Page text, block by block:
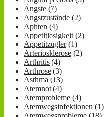
Ängste (7)
Angstzustände (2)
Aphten (4)
Appetitlosigkeit(2)
Appetitzügler(1)
Arteriosklerose (2)
Arthritis (4)
Arthrose (3)
Asthma (13)
Atemnot(4)
Atemprobleme (4)
Atemwegsinfektionen (1)